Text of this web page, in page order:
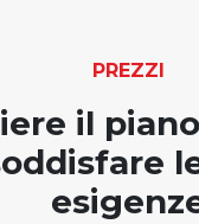
PREZZI
il